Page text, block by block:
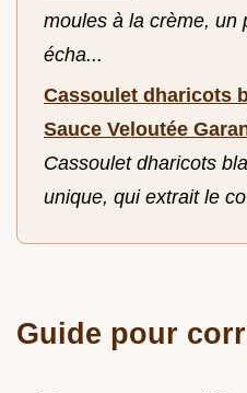
moules à la crème, un
écha...
Cassoulet dharicots
Sauce Veloutée
Cassoulet dharicots
unique, qui extrait le
Guide pour